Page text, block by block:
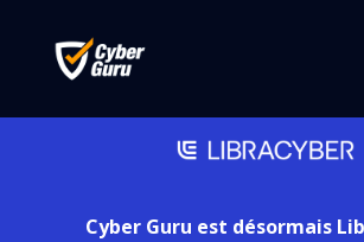
Cyber Guru est désormais
Risque d’attaque
hameçonnage
utilisateurs de